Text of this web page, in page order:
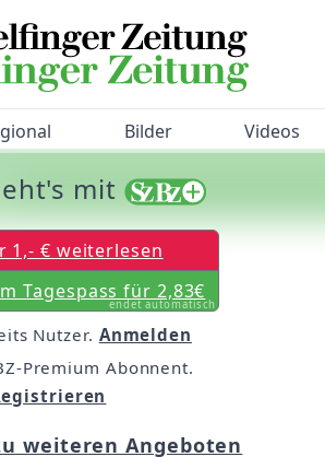
Bilder Videos
mit
1,- € weiterlesen
Tagespass für 2,83€
endet automatisch
Nutzer. Anmelden
Premium Abonnent.
weiteren Angeboten